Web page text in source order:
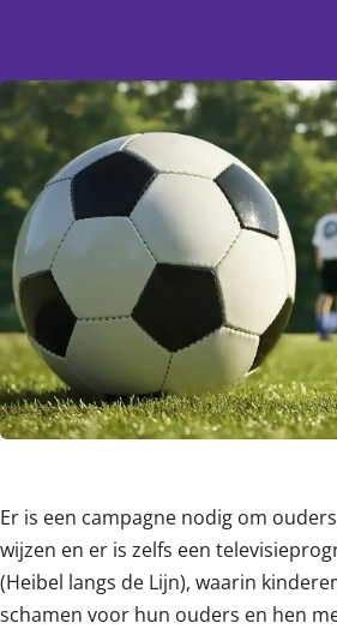
Er is een campagne nodig om
wijzen en er is zelfs een
(Heibel langs de Lijn), waarin
schamen voor hun ouders en hen